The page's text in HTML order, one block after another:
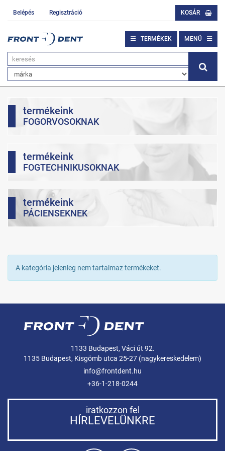
Belépés Regisztráció KOSÁR
TERMÉKEK MENÜ
termékeink
FOGORVOSOKNAK
termékeink
FOGTECHNIKUSOKNAK
termékeink
PÁCIENSEKNEK
A kategória jelenleg nem tartalmaz termékeket.
1133 Budapest, Váci út 92.
1135 Budapest, Kisgömb utca 25-27 (nagykereskedelem)
info@frontdent.hu
+36-1-218-0244
iratkozzon fel
HÍRLEVELÜNKRE